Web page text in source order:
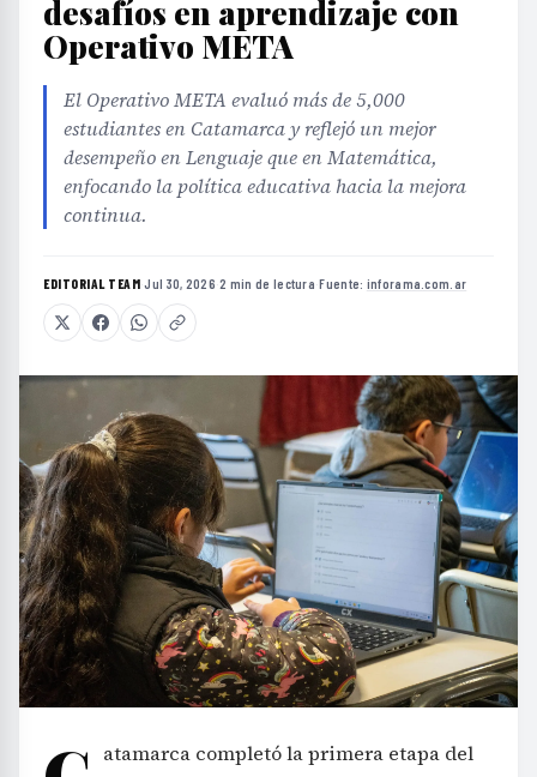
desafíos en aprendizaje con
Operativo META
El Operativo META evaluó más de 5,000
estudiantes en Catamarca y reflejó un mejor
desempeño en Lenguaje que en Matemática,
enfocando la política educativa hacia la mejora
continua.
EDITORIAL TEAM·Jul 30, 2026·2 min de lectura·Fuente: inforama.com.ar
atamarca completó la primera etapa del